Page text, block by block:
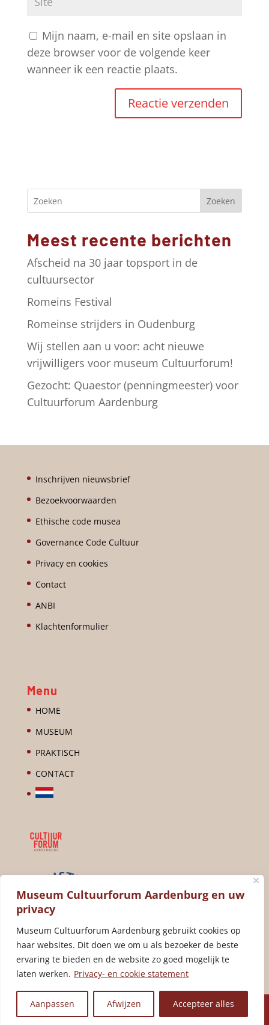
Museum Cultuurforum Aardenburg en uw
privacy
Museum Cultuurforum Aardenburg gebruikt cookies op
haar websites. Dit doen we om u als bezoeker de beste
ervaring te bieden en de website zo goed mogelijk te
laten werken. Privacy- en cookie statement
Aanpassen Afwijzen Accepteer alles
Mijn naam, e-mail en site opslaan in
deze browser voor de volgende keer
wanneer ik een reactie plaats.
r
n
t
i
v
e
Zoeken
Meest recente berichten
Afscheid na 30 jaar topsport in de
cultuursector
Romeins Festival
Romeinse strijders in Oudenburg
Wij stellen aan u voor: acht nieuwe
vrijwilligers voor museum Cultuurforum!
Gezocht: Quaestor (penningmeester) voor
Cultuurforum Aardenburg
Inschrijven nieuwsbrief
Bezoekvoorwaarden
Ethische code musea
Governance Code Cultuur
Privacy en cookies
Contact
ANBI
Klachtenformulier
Menu
HOME
MUSEUM
PRAKTISCH
CONTACT
Cultuurforum Aardenburg | Ultility © 2025